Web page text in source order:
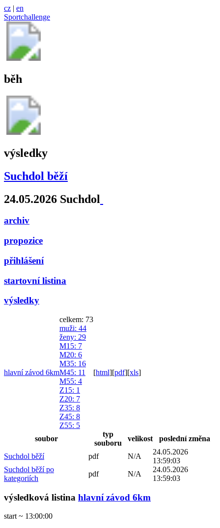
cz | en
Sportchallenge
běh
výsledky
Suchdol běží
24.05.2026 Suchdol
archiv
propozice
přihlášení
startovní listina
výsledky
hlavní závod 6km
celkem: 73
muži: 44
ženy: 29
M15: 7
M20: 6
M35: 16
M45: 11
M55: 4
Z15: 1
Z20: 7
Z35: 8
Z45: 8
Z55: 5
[html][pdf][xls]
soubor
typ
souboru
velikost poslední změna
Suchdol běží pdf N/A
24.05.2026
13:59:03
Suchdol běží po
kategoriích
pdf N/A
24.05.2026
13:59:03
výsledková listina hlavní závod 6km
start ~ 13:00:00